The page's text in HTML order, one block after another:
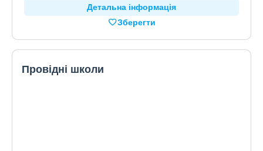
Детальна інформація
Зберегти
Провідні школи